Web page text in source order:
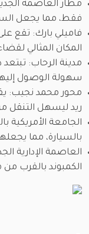
فقط، مما يجعل
فاميلي بارك: تقع
المكان المثالي
مدينة الرحاب:
سهولة الوصول
محور محمد نجيب:
ريد ليسهل التنقل
بالسيارة، مما
الكمبوند بالقرب من